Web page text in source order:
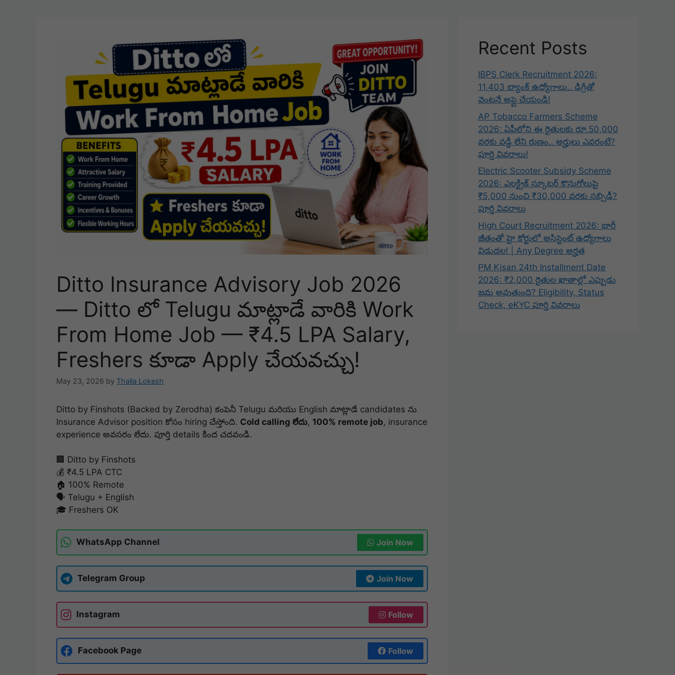
Ditto Insurance Advisory Job 2026
— Ditto లో Telugu మాట్లాడే వారికి Work
From Home Job — ₹4.5 LPA Salary,
Freshers కూడా Apply చేయవచ్చు!
May 23, 2026 by Thalla Lokesh
Ditto by Finshots (Backed by Zerodha) కంపెనీ Telugu మరియు English మాట్లాడే candidates ను
Insurance Advisor position కోసం hiring చేస్తోంది. Cold calling లేదు, 100% remote job, insurance
experience అవసరం లేదు. పూర్తి details కింద చదవండి.
🏢 Ditto by Finshots
💰 ₹4.5 LPA CTC
🏠 100% Remote
🗣️ Telugu + English
🎓 Freshers OK
WhatsApp Channel Join Now
Telegram Group Join Now
Instagram Follow
Facebook Page Follow
Recent Posts
IBPS Clerk Recruitment 2026:
11,403 బ్యాంక్ ఉద్యోగాలు.. డిగ్రీతో
వెంటనే అప్లై చేయండి!
AP Tobacco Farmers Scheme
2026: ఏపీలోని ఈ రైతులకు రూ.50,000
వరకు వడ్డీ లేని రుణం.. అర్హులు ఎవరంటే?
పూర్తి వివరాలు!
Electric Scooter Subsidy Scheme
2026: ఎలక్ట్రిక్ స్కూటర్ కొనుగోలుపై
₹5,000 నుంచి ₹30,000 వరకు సబ్సిడీ?
పూర్తి వివరాలు
High Court Recruitment 2026: భారీ
జీతంతో హై కోర్టులో అసిస్టెంట్ ఉద్యోగాలు
విడుదల! | Any Degree అర్హత
PM Kisan 24th Installment Date
2026: ₹2,000 రైతుల ఖాతాల్లో ఎప్పుడు
జమ అవుతుంది? Eligibility, Status
Check, eKYC పూర్తి వివరాలు